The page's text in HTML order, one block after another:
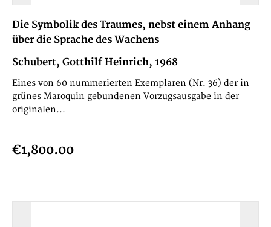
Die Symbolik des Traumes, nebst einem Anhang
über die Sprache des Wachens
Schubert, Gotthilf Heinrich, 1968
Eines von 60 nummerierten Exemplaren (Nr. 36) der in
grünes Maroquin gebundenen Vorzugsausgabe in der
originalen...
€1,800.00